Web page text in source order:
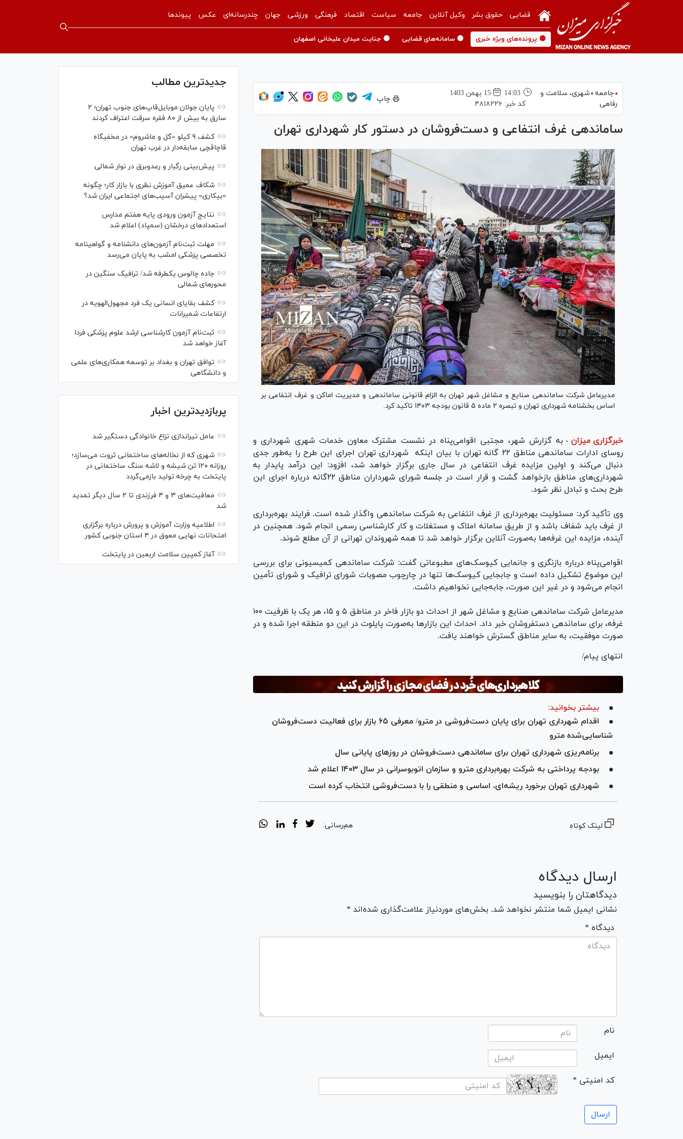
قضایی حقوق بشر وکیل آنلاین جامعه سیاست اقتصاد فرهنگی ورزشی جهان چندرسانه‌ای عکس پیوندها
🟡 پرونده‌های ویژه خبری 🟡 سامانه‌های قضایی 🟡 جنایت میدان علیخانی اصفهان
جامعه شهری،‌ سلامت و
رفاهی
14:03
15 بهمن 1403
کد خبر:۴۸۱۸۲۲۶
چاپ
ساماندهی غرف انتفاعی و دست‌فروشان در دستور کار شهرداری تهران
مدیرعامل شرکت ساماندهی صنایع و مشاغل شهر تهران به الزام قانونی ساماندهی و مدیریت اماکن و غرف انتفاعی بر
اساس بخشنامه شهرداری تهران و تبصره ۲ ماده ۵ قانون بودجه ۱۴۰۳ تاکید کرد.
خبرگزاری میزان - به گزارش شهر، مجتبی اقوامی‌پناه در نشست مشترک معاون خدمات شهری شهرداری و
روسای ادارات ساماندهی مناطق ۲۲ گانه تهران با بیان اینکه شهرداری تهران اجرای این طرح را به‌طور جدی
دنبال می‌کند و اولین مزایده غرف انتفاعی در سال جاری برگزار خواهد شد، افزود: این درآمد پایدار به
شهرداری‌های مناطق بازخواهد گشت و قرار است در جلسه شورای شهرداران مناطق ۲۲گانه درباره اجرای این
طرح بحث و تبادل نظر شود.
وی تأکید کرد: مسئولیت بهره‌برداری از غرف انتفاعی به شرکت ساماندهی واگذار شده است. فرایند بهره‌برداری
از غرف باید شفاف باشد و از طریق سامانه املاک و مستغلات و کار کارشناسی رسمی انجام شود. همچنین در
آینده، مزایده این غرفه‌ها به‌صورت آنلاین برگزار خواهد شد تا همه شهروندان تهرانی از آن مطلع شوند.
اقوامی‌پناه درباره بازنگری و جانمایی کیوسک‌های مطبوعاتی گفت: شرکت ساماندهی کمیسیونی برای بررسی
این موضوع تشکیل داده است و جابجایی کیوسک‌ها تنها در چارچوب مصوبات شورای ترافیک و شورای تأمین
انجام می‌شود و در غیر این صورت، جابه‌جایی نخواهیم داشت.
مدیرعامل شرکت ساماندهی صنایع و مشاغل شهر از احداث دو بازار فاخر در مناطق ۵ و ۱۵، هر یک با ظرفیت ۱۰۰
غرفه، برای ساماندهی دستفروشان خبر داد. احداث این بازار‌ها به‌صورت پایلوت در این دو منطقه اجرا شده و در
صورت موفقیت، به سایر مناطق گسترش خواهند یافت.
انتهای پیام/
بیشتر بخوانید:
اقدام شهرداری تهران برای پایان دست‌فروشی در مترو/ معرفی ۶۵ بازار برای فعالیت دست‌فروشان
شناسایی‌شده مترو
برنامه‌ریزی شهرداری تهران برای ساماندهی دست‌فروشان در روز‌های پایانی سال
بودجه پرداختی به شرکت بهره‌برداری مترو و سازمان اتوبوسرانی در سال ۱۴۰۳ اعلام شد
شهرداری تهران برخورد ریشه‌ای، اساسی و منطقی را با دست‌فروشی انتخاب کرده است
لینک کوتاه هم‌رسانی:
ارسال دیدگاه
دیدگاهتان را بنویسید
نشانی ایمیل شما منتشر نخواهد شد. بخش‌های موردنیاز علامت‌گذاری شده‌اند *
* دیدگاه
نام
ایمیل
* کد امنیتی
جدیدترین مطالب
پایان جولان موبایل‌قاپ‌های جنوب تهران؛ ۲
سارق به بیش از ۸۰ فقره سرقت اعتراف کردند
کشف ۹ کیلو «گل و ماشروم» در مخفیگاه
قاچاقچی سابقه‌دار در غرب تهران
پیش‌بینی رگبار و رعدوبرق در نوار شمالی
شکاف عمیق آموزش نظری با بازار کار؛ چگونه
«بیکاری» پیشران آسیب‌های اجتماعی ایران شد؟
نتایج آزمون ورودی پایه هفتم مدارس
استعدادهای درخشان (سمپاد) اعلام شد
مهلت ثبت‌نام آزمون‌های دانشنامه و گواهینامه
تخصصی پزشکی امشب به پایان می‌رسد
جاده چالوس یکطرفه شد/ ترافیک سنگین در
محورهای شمالی
کشف بقایای انسانی یک فرد مجهول‌الهویه در
ارتفاعات شمیرانات
ثبت‌نام آزمون کارشناسی ارشد علوم پزشکی فردا
آغاز خواهد شد
توافق تهران و بغداد بر توسعه همکاری‌های علمی
و دانشگاهی
پربازدیدترین اخبار
عامل تیراندازی نزاع خانوادگی دستگیر شد
شهری که از نخاله‌های ساختمانی ثروت می‌سازد؛
روزانه ۱۲۰ تن شیشه و لاشه سنگ ساختمانی در
پایتخت به چرخه تولید بازمی‌گردد
معافیت‌های ۳ و ۴ فرزندی تا ۲ سال دیگر تمدید
شد
اطلاعیه وزارت آموزش و پرورش درباره برگزاری
امتحانات نهایی معوق در ۴ استان جنوبی کشور
آغاز کمپین سلامت اربعین در پایتخت